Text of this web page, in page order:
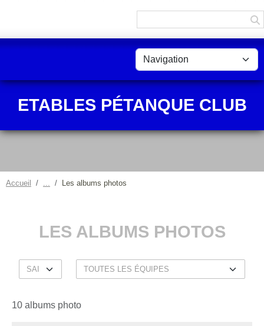
ETABLES PÉTANQUE CLUB
Accueil Les albums photos
LES ALBUMS PHOTOS
10 albums photo